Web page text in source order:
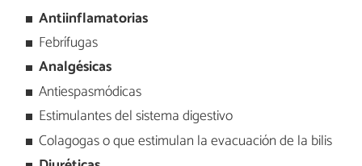
Antiinflamatorias
Febrífugas
Analgésicas
Antiespasmódicas
Estimulantes del sistema digestivo
Colagogas o que estimulan la evacuación de la bilis